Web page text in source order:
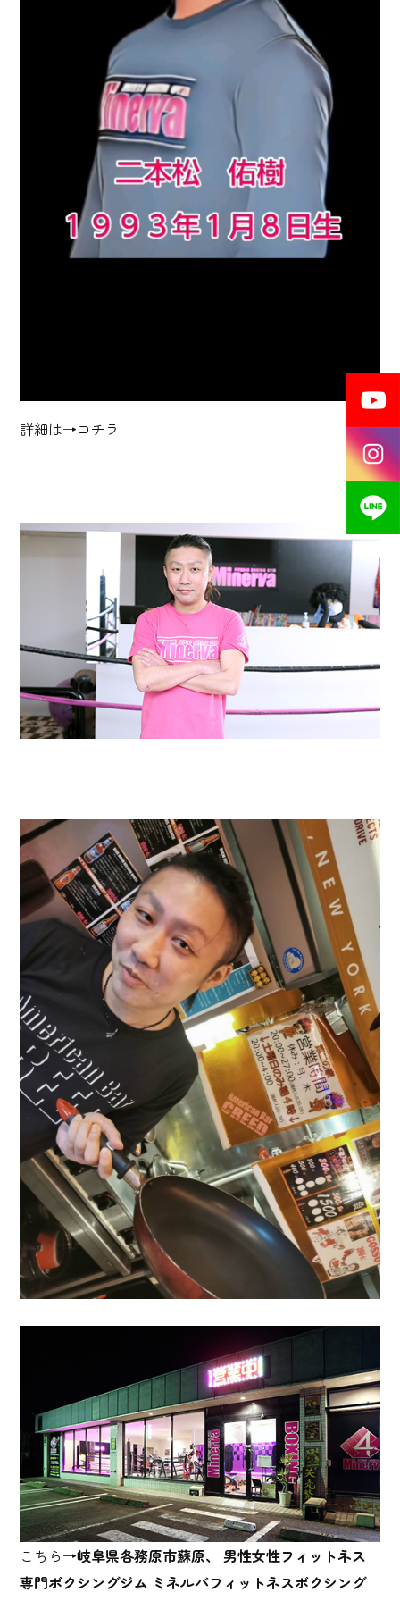
詳細は→コチラ
こちら→岐阜県各務原市蘇原、 男性女性フィットネス
専門ボクシングジム ミネルバフィットネスボクシング